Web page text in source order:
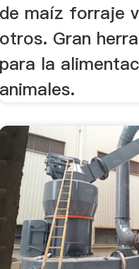
de maíz forraje
otros. Gran
para la
animales.